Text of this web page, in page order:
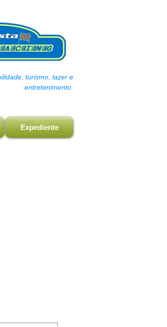
turismo, lazer e
entretenimento
Expediente